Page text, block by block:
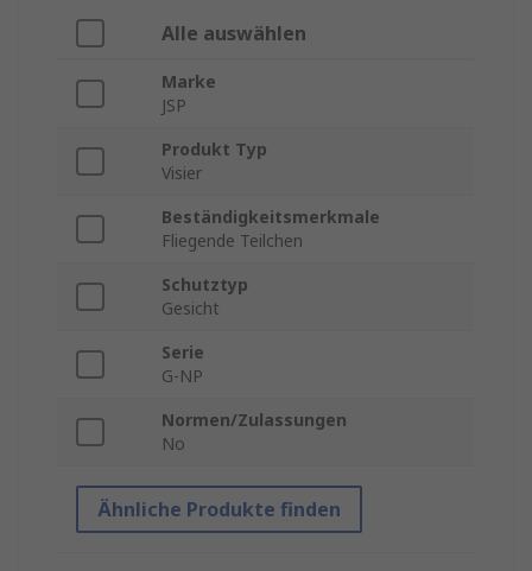
Alle auswählen
Marke
JSP
Produkt Typ
Visier
Beständigkeitsmerkmale
Fliegende Teilchen
Schutztyp
Gesicht
Serie
G-NP
Normen/Zulassungen
No
Ähnliche Produkte finden